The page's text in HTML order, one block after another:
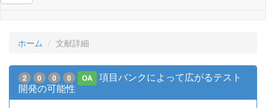
ホーム 文献詳細
2 0 0 0 OA
項目バンクによって広がるテスト
開発の可能性